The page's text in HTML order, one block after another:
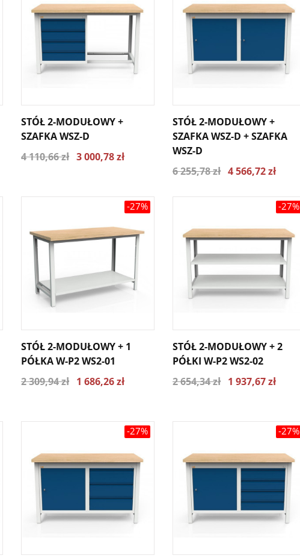
STÓŁ 2-MODUŁOWY +
SZAFKA WSZ-D
4 110,66 zł 3 000,78 zł
STÓŁ 2-MODUŁOWY +
SZAFKA WSZ-D + SZAFKA
WSZ-D
6 255,78 zł 4 566,72 zł
-27%
STÓŁ 2-MODUŁOWY + 1
PÓŁKA W-P2 WS2-01
2 309,94 zł 1 686,26 zł
-27%
STÓŁ 2-MODUŁOWY + 2
PÓŁKI W-P2 WS2-02
2 654,34 zł 1 937,67 zł
-27% -27%